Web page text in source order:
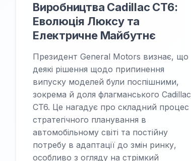
Виробництва Cadillac CT6:
Еволюція Люксу та
Електричне Майбутнє
Президент General Motors визнає, що
деякі рішення щодо припинення
випуску моделей були поспішними,
зокрема й доля флагманського Cadillac
CT6. Це нагадує про складний процес
стратегічного планування в
автомобільному світі та постійну
потребу в адаптації до змін ринку,
особливо з огляду на стрімкий